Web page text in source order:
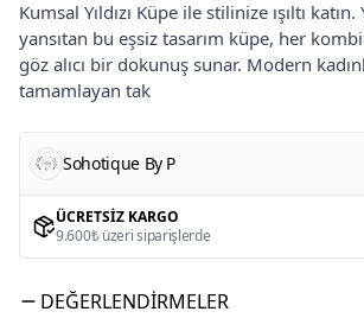
Kumsal Yıldızı Küpe ile stilinize ışıltı
yansıtan bu eşsiz tasarım küpe, her
göz alıcı bir dokunuş sunar. Modern
tamamlayan tak
Sohotique By P
ÜCRETSIZ KARGO
9.600₺ üzeri siparişlerde
DEĞERLENDIRMELER